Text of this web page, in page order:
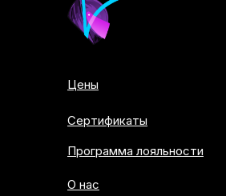
Цены
Сертификаты
О нас
Программа лояльности